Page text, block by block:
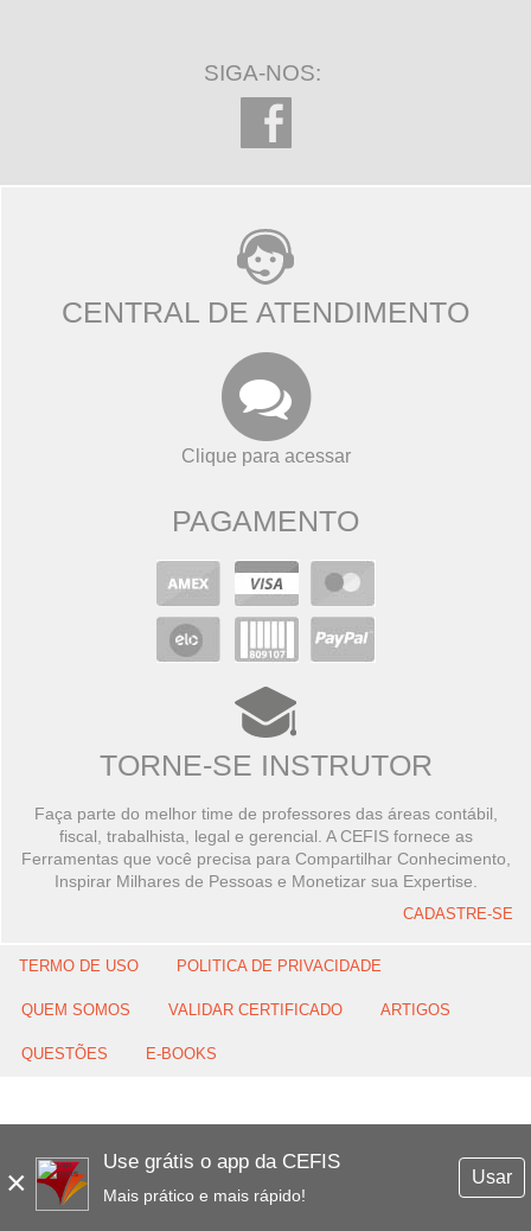
×
Use grátis o app da CEFIS
Mais prático e mais rápido!
Usar
SIGA-NOS:
CENTRAL DE ATENDIMENTO
Clique para acessar
PAGAMENTO
TORNE-SE INSTRUTOR
Faça parte do melhor time de professores das áreas contábil,
fiscal, trabalhista, legal e gerencial. A CEFIS fornece as
Ferramentas que você precisa para Compartilhar Conhecimento,
Inspirar Milhares de Pessoas e Monetizar sua Expertise.
CADASTRE-SE
TERMO DE USO POLITICA DE PRIVACIDADE
QUEM SOMOS VALIDAR CERTIFICADO ARTIGOS
QUESTÕES E-BOOKS